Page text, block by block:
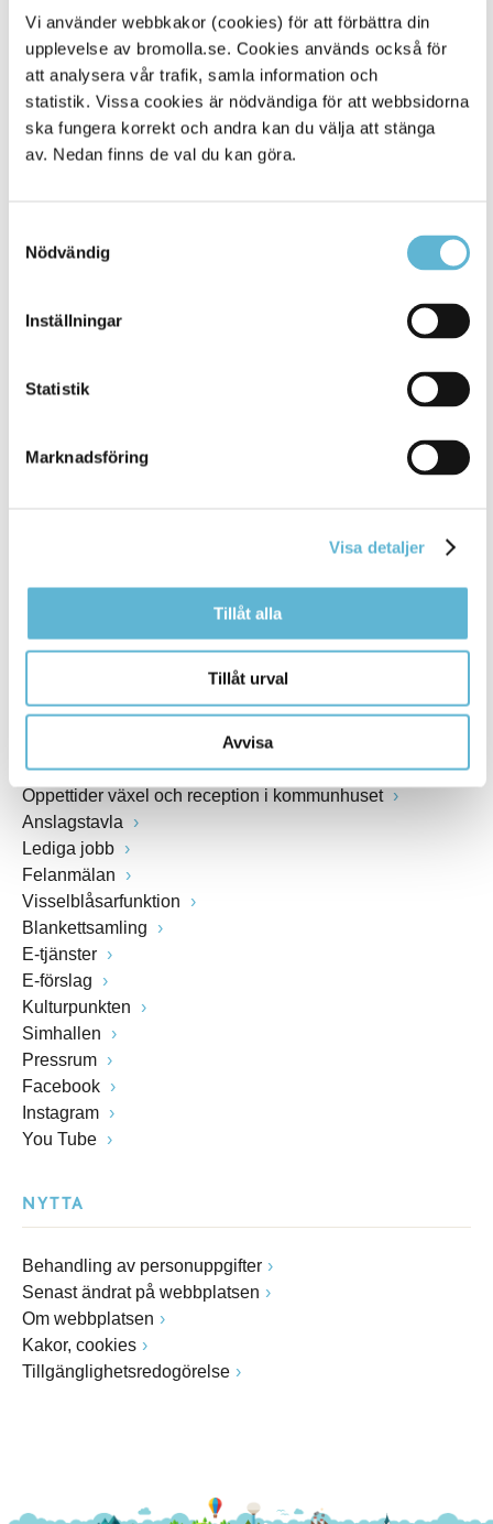
Vi använder webbkakor (cookies) för att förbättra din
upplevelse av bromolla.se. Cookies används också för
att analysera vår trafik, samla information och
statistik. Vissa cookies är nödvändiga för att webbsidorna
ska fungera korrekt och andra kan du välja att stänga
av. Nedan finns de val du kan göra.
Nödvändig
Inställningar
Statistik
Marknadsföring
Visa detaljer
Tillåt alla
Tillåt urval
Avvisa
Alla platser
KONTAKT
Besöksadress
Box 18, 295 21 Bromölla
Fax: 0456-82 22 00
Öppettider växel och reception i kommunhuset
Anslagstavla
Lediga jobb
Felanmälan
Visselblåsarfunktion
Blankettsamling
E-tjänster
E-förslag
Kulturpunkten
Simhallen
Pressrum
Facebook
Instagram
You Tube
NYTTA
Behandling av personuppgifter
Senast ändrat på webbplatsen
Om webbplatsen
Kakor, cookies
Tillgänglighetsredogörelse